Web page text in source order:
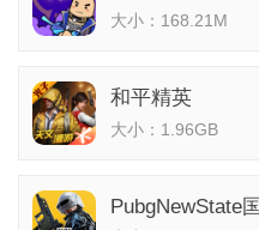
大小：168.21M
和平精英
大小：1.96GB
PubgNewState